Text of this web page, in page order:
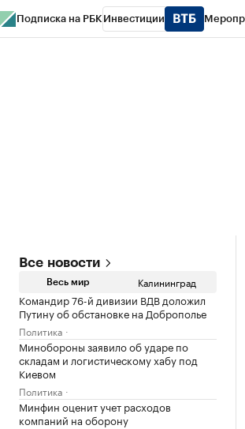
Подписка на РБК Инвестиции
Все новости
Весь мир Калининград
Командир 76-й дивизии ВДВ доложил
Путину об обстановке на Доброполье
Политика
Минобороны заявило об ударе по
складам и логистическому хабу под
Киевом
Политика
Минфин оценит учет расходов
компаний на оборону